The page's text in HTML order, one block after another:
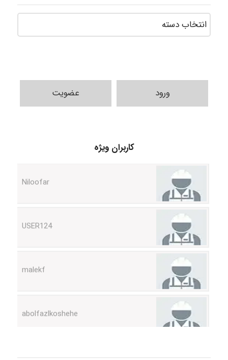
ورود عضویت
کاربران ویژه